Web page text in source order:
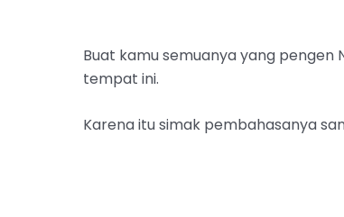
Buat kamu semuanya yang pengen
tempat ini.
Karena itu simak pembahasanya